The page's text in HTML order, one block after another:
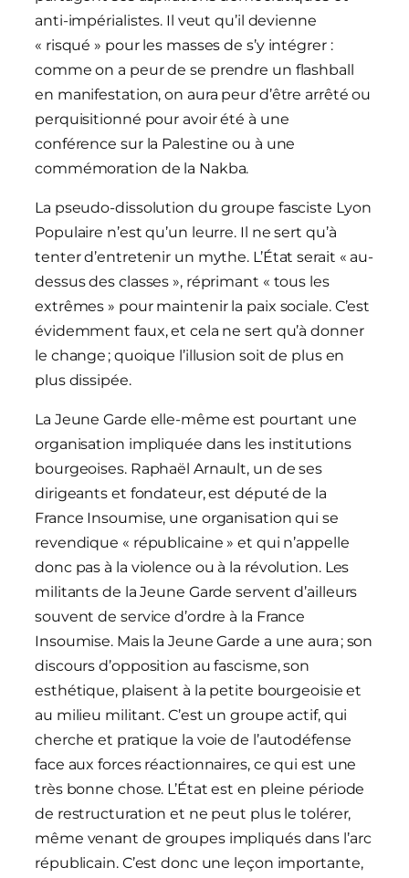
anti-impérialistes. Il veut qu’il devienne
« risqué » pour les masses de s’y intégrer :
comme on a peur de se prendre un flashball
en manifestation, on aura peur d’être arrêté ou
perquisitionné pour avoir été à une
conférence sur la Palestine ou à une
commémoration de la Nakba.
La pseudo-dissolution du groupe fasciste Lyon
Populaire n’est qu’un leurre. Il ne sert qu’à
tenter d’entretenir un mythe. L’État serait « au-
dessus des classes », réprimant « tous les
extrêmes » pour maintenir la paix sociale. C’est
évidemment faux, et cela ne sert qu’à donner
le change ; quoique l’illusion soit de plus en
plus dissipée.
La Jeune Garde elle-même est pourtant une
organisation impliquée dans les institutions
bourgeoises. Raphaël Arnault, un de ses
dirigeants et fondateur, est député de la
France Insoumise, une organisation qui se
revendique « républicaine » et qui n’appelle
donc pas à la violence ou à la révolution. Les
militants de la Jeune Garde servent d’ailleurs
souvent de service d’ordre à la France
Insoumise. Mais la Jeune Garde a une aura ; son
discours d’opposition au fascisme, son
esthétique, plaisent à la petite bourgeoisie et
au milieu militant. C’est un groupe actif, qui
cherche et pratique la voie de l’autodéfense
face aux forces réactionnaires, ce qui est une
très bonne chose. L’État est en pleine période
de restructuration et ne peut plus le tolérer,
même venant de groupes impliqués dans l’arc
républicain. C’est donc une leçon importante,